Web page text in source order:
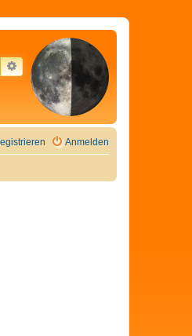
ERWEITERTE SUCHE
Anmelden